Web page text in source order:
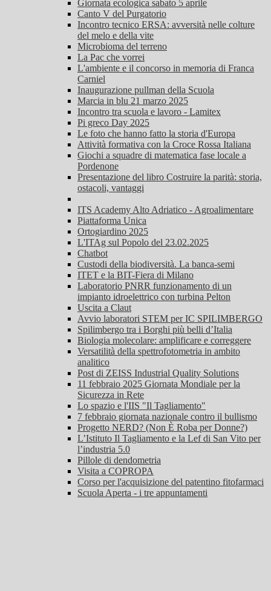
Giornata ecologica sabato 5 aprile
Canto V del Purgatorio
Incontro tecnico ERSA: avversità nelle colture
del melo e della vite
Microbioma del terreno
La Pac che vorrei
L'ambiente e il concorso in memoria di Franca
Carniel
Inaugurazione pullman della Scuola
Marcia in blu 21 marzo 2025
Incontro tra scuola e lavoro - Lamitex
Pi greco Day 2025
Le foto che hanno fatto la storia d'Europa
Attività formativa con la Croce Rossa Italiana
Giochi a squadre di matematica fase locale a
Pordenone
Presentazione del libro Costruire la parità: storia,
ostacoli, vantaggi
ITS Academy Alto Adriatico - Agroalimentare
Piattaforma Unica
Ortogiardino 2025
L'ITAg sul Popolo del 23.02.2025
Chatbot
Custodi della biodiversità. La banca-semi
ITET e la BIT-Fiera di Milano
Laboratorio PNRR funzionamento di un
impianto idroelettrico con turbina Pelton
Uscita a Claut
Avvio laboratori STEM per IC SPILIMBERGO
Spilimbergo tra i Borghi più belli d’Italia
Biologia molecolare: amplificare e correggere
Versatilità della spettrofotometria in ambito
analitico
Post di ZEISS Industrial Quality Solutions
11 febbraio 2025 Giornata Mondiale per la
Sicurezza in Rete
Lo spazio e l'IIS "Il Tagliamento"
7 febbraio giornata nazionale contro il bullismo
Progetto NERD? (Non È Roba per Donne?)
L’Istituto Il Tagliamento e la Lef di San Vito per
l’industria 5.0
Pillole di dendometria
Visita a COPROPA
Corso per l'acquisizione del patentino fitofarmaci
Scuola Aperta - i tre appuntamenti